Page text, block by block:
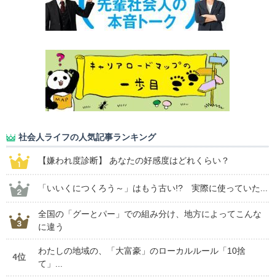
社会人ライフの人気記事ランキング
【嫌われ度診断】 あなたの好感度はどれくらい？
「いいくにつくろう～」はもう古い!? 実際に使っていた...
全国の「グーとパー」での組み分け、地方によってこんな
に違う
4位
わたしの地域の、「大富豪」のローカルルール「10捨
て」...